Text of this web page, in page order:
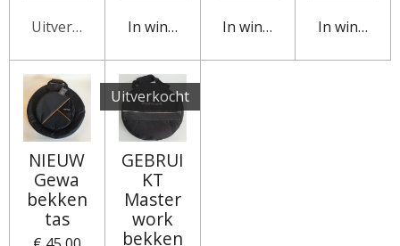
Uitverkocht In winkelwagenIn winkelwagen
In
NIEUW
Gewa
bekken
tas
Uitverkocht
GEBRUI
KT
Master
work
bekken